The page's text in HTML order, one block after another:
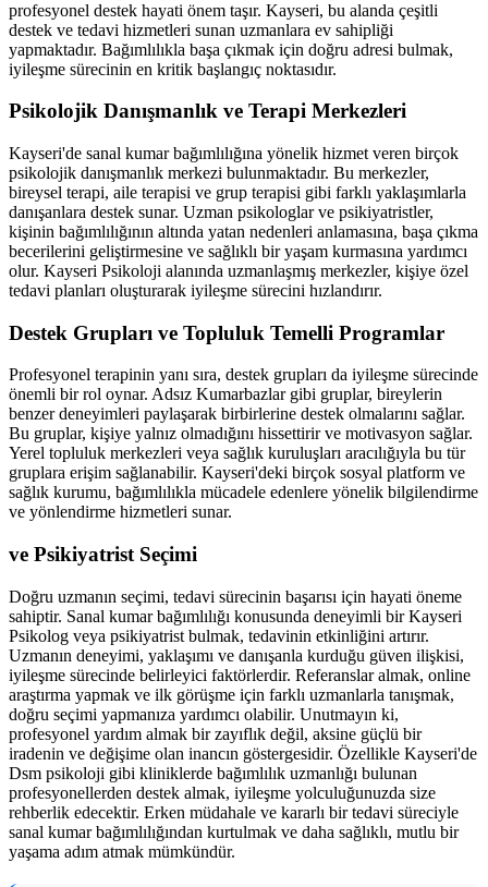
profesyonel destek hayati önem taşır. Kayseri, bu alanda çeşitli
destek ve tedavi hizmetleri sunan uzmanlara ev sahipliği
yapmaktadır. Bağımlılıkla başa çıkmak için doğru adresi bulmak,
iyileşme sürecinin en kritik başlangıç noktasıdır.
Psikolojik Danışmanlık ve Terapi Merkezleri
Kayseri'de sanal kumar bağımlılığına yönelik hizmet veren birçok
psikolojik danışmanlık merkezi bulunmaktadır. Bu merkezler,
bireysel terapi, aile terapisi ve grup terapisi gibi farklı yaklaşımlarla
danışanlara destek sunar. Uzman psikologlar ve psikiyatristler,
kişinin bağımlılığının altında yatan nedenleri anlamasına, başa çıkma
becerilerini geliştirmesine ve sağlıklı bir yaşam kurmasına yardımcı
olur. Kayseri Psikoloji alanında uzmanlaşmış merkezler, kişiye özel
tedavi planları oluşturarak iyileşme sürecini hızlandırır.
Destek Grupları ve Topluluk Temelli Programlar
Profesyonel terapinin yanı sıra, destek grupları da iyileşme sürecinde
önemli bir rol oynar. Adsız Kumarbazlar gibi gruplar, bireylerin
benzer deneyimleri paylaşarak birbirlerine destek olmalarını sağlar.
Bu gruplar, kişiye yalnız olmadığını hissettirir ve motivasyon sağlar.
Yerel topluluk merkezleri veya sağlık kuruluşları aracılığıyla bu tür
gruplara erişim sağlanabilir. Kayseri'deki birçok sosyal platform ve
sağlık kurumu, bağımlılıkla mücadele edenlere yönelik bilgilendirme
ve yönlendirme hizmetleri sunar.
ve Psikiyatrist Seçimi
Doğru uzmanın seçimi, tedavi sürecinin başarısı için hayati öneme
sahiptir. Sanal kumar bağımlılığı konusunda deneyimli bir Kayseri
Psikolog veya psikiyatrist bulmak, tedavinin etkinliğini artırır.
Uzmanın deneyimi, yaklaşımı ve danışanla kurduğu güven ilişkisi,
iyileşme sürecinde belirleyici faktörlerdir. Referanslar almak, online
araştırma yapmak ve ilk görüşme için farklı uzmanlarla tanışmak,
doğru seçimi yapmanıza yardımcı olabilir. Unutmayın ki,
profesyonel yardım almak bir zayıflık değil, aksine güçlü bir
iradenin ve değişime olan inancın göstergesidir. Özellikle Kayseri'de
Dsm psikoloji gibi kliniklerde bağımlılık uzmanlığı bulunan
profesyonellerden destek almak, iyileşme yolculuğunuzda size
rehberlik edecektir. Erken müdahale ve kararlı bir tedavi süreciyle
sanal kumar bağımlılığından kurtulmak ve daha sağlıklı, mutlu bir
yaşama adım atmak mümkündür.